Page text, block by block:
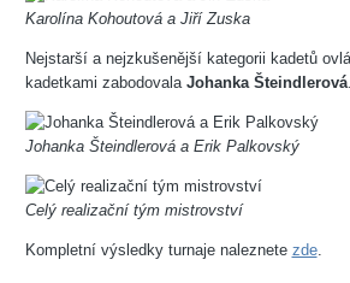
Karolína Kohoutová a Jiří Zuska
Nejstarší a nejzkušenější kategorii kadetů
kadetkami zabodovala Johanka Šteindlerová.
Johanka Šteindlerová a Erik Palkovský
Celý realizační tým mistrovství
Kompletní výsledky turnaje naleznete zde.